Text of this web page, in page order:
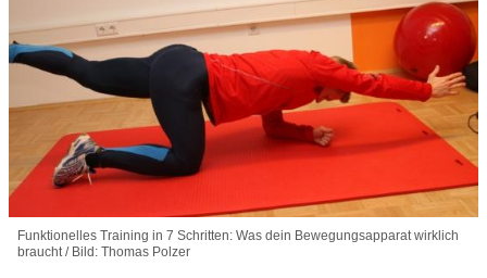
Funktionelles Training in 7 Schritten: Was dein Bewegungsapparat wirklich
braucht / Bild: Thomas Polzer